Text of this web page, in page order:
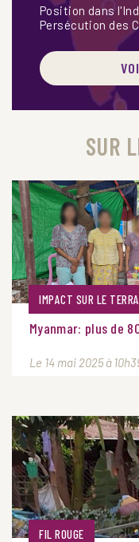
Position dans
Persécution des
SUR
IMPACT SUR LE
Myanmar: plus de
Le 14 mai 2025 à
FIL ROUGE